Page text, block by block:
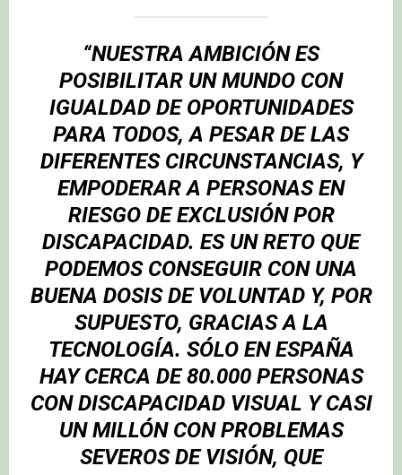
“NUESTRA AMBICIÓN ES
POSIBILITAR UN MUNDO CON
IGUALDAD DE OPORTUNIDADES
PARA TODOS, A PESAR DE LAS
DIFERENTES CIRCUNSTANCIAS, Y
EMPODERAR A PERSONAS EN
RIESGO DE EXCLUSIÓN POR
DISCAPACIDAD. ES UN RETO QUE
PODEMOS CONSEGUIR CON UNA
BUENA DOSIS DE VOLUNTAD Y, POR
SUPUESTO, GRACIAS A LA
TECNOLOGÍA. SÓLO EN ESPAÑA
HAY CERCA DE 80.000 PERSONAS
CON DISCAPACIDAD VISUAL Y CASI
UN MILLÓN CON PROBLEMAS
SEVEROS DE VISIÓN, QUE